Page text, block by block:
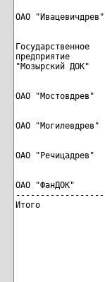
Государственное
предприятие
ОАО "ФанДОК"